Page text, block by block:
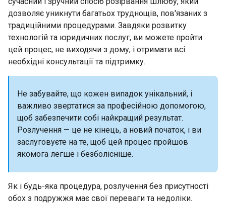
дозволяє уникнути багатьох труднощів, пов'язаних з
традиційними процедурами. Завдяки розвитку
технологій та юридичних послуг, ви можете пройти
цей процес, не виходячи з дому, і отримати всі
необхідні консультації та підтримку.
Не забувайте, що кожен випадок унікальний, і
важливо звертатися за професійною допомогою,
щоб забезпечити собі найкращий результат.
Розлучення — це не кінець, а новий початок, і ви
заслуговуєте на те, щоб цей процес пройшов
якомога легше і безболісніше.
Як і будь-яка процедура, розлучення без присутності
обох з подружжя має свої переваги та недоліки.